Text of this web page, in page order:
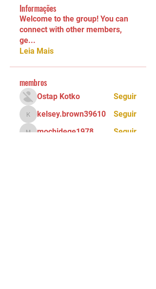
Informações
Welcome to the group! You can
connect with other members,
ge...
Leia Mais
membros
Ostap Kotko Seguir
kelsey.brown39610
kelsey.brown39610 Seguir
mochidege1978
Seguir